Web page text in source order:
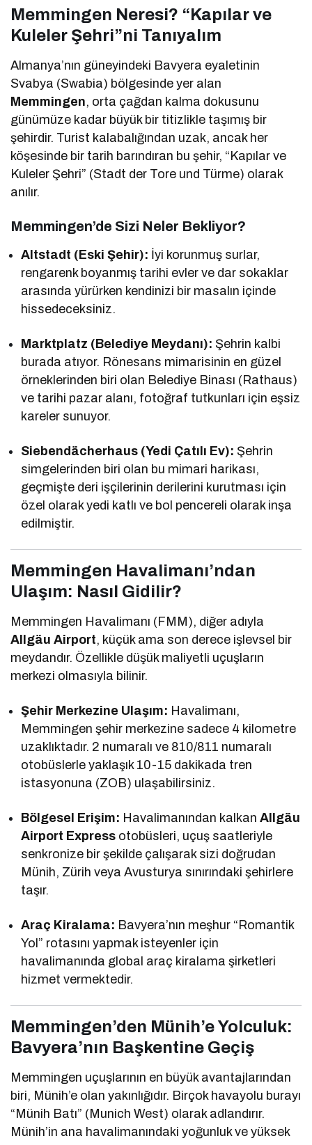
Memmingen Neresi? “Kapılar ve
Kuleler Şehri”ni Tanıyalım
Almanya’nın güneyindeki Bavyera eyaletinin
Svabya (Swabia) bölgesinde yer alan
Memmingen, orta çağdan kalma dokusunu
günümüze kadar büyük bir titizlikle taşımış bir
şehirdir. Turist kalabalığından uzak, ancak her
köşesinde bir tarih barındıran bu şehir, “Kapılar ve
Kuleler Şehri” (Stadt der Tore und Türme) olarak
anılır.
Memmingen’de Sizi Neler Bekliyor?
Altstadt (Eski Şehir): İyi korunmuş surlar,
rengarenk boyanmış tarihi evler ve dar sokaklar
arasında yürürken kendinizi bir masalın içinde
hissedeceksiniz.
Marktplatz (Belediye Meydanı): Şehrin kalbi
burada atıyor. Rönesans mimarisinin en güzel
örneklerinden biri olan Belediye Binası (Rathaus)
ve tarihi pazar alanı, fotoğraf tutkunları için eşsiz
kareler sunuyor.
Siebendächerhaus (Yedi Çatılı Ev): Şehrin
simgelerinden biri olan bu mimari harikası,
geçmişte deri işçilerinin derilerini kurutması için
özel olarak yedi katlı ve bol pencereli olarak inşa
edilmiştir.
Memmingen Havalimanı’ndan
Ulaşım: Nasıl Gidilir?
Memmingen Havalimanı (FMM), diğer adıyla
Allgäu Airport, küçük ama son derece işlevsel bir
meydandır. Özellikle düşük maliyetli uçuşların
merkezi olmasıyla bilinir.
Şehir Merkezine Ulaşım: Havalimanı,
Memmingen şehir merkezine sadece 4 kilometre
uzaklıktadır. 2 numaralı ve 810/811 numaralı
otobüslerle yaklaşık 10-15 dakikada tren
istasyonuna (ZOB) ulaşabilirsiniz.
Bölgesel Erişim: Havalimanından kalkanAllgäu
Airport Express otobüsleri, uçuş saatleriyle
senkronize bir şekilde çalışarak sizi doğrudan
Münih, Zürih veya Avusturya sınırındaki şehirlere
taşır.
Araç Kiralama: Bavyera’nın meşhur “Romantik
Yol” rotasını yapmak isteyenler için
havalimanında global araç kiralama şirketleri
hizmet vermektedir.
Memmingen’den Münih’e Yolculuk:
Bavyera’nın Başkentine Geçiş
Memmingen uçuşlarının en büyük avantajlarından
biri, Münih’e olan yakınlığıdır. Birçok havayolu burayı
“Münih Batı” (Munich West) olarak adlandırır.
Münih’in ana havalimanındaki yoğunluk ve yüksek